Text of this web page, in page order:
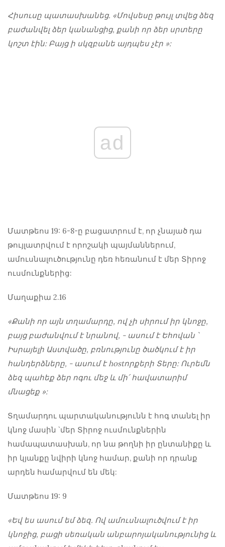
Հիսուսը պատասխանեց. «Մովսեսը թույլ տվեց ձեզ
բաժանվել ձեր կանանցից, քանի որ ձեր սրտերը
կոշտ էին: Բայց ի սկզբանե այդպես չէր »:
ad
Մատթեոս 19: 6-8-ը բացատրում է, որ չնայած դա
թույլատրվում է որոշակի պայմաններում,
ամուսնալուծությունը դեռ հեռանում է մեր Տիրոջ
ուսմունքներից:
Մաղաքիա 2.16
«Քանի որ այն տղամարդը, ով չի սիրում իր կնոջը,
բայց բաժանվում է նրանով, - ասում է Եհովան ՝
Իսրայելի Աստվածը, բռնությունը ծածկում է իր
հանդերձները, - ասում է hostորքերի Տերը: Ուրեմն
ձեզ պահեք ձեր ոգու մեջ և մի՛ հավատարիմ
մնացեք »:
Տղամարդու պարտականությունն է հոգ տանել իր
կնոջ մասին `մեր Տիրոջ ուսմունքներին
համապատասխան, որ նա թողնի իր ընտանիքը և
իր կյանքը նվիրի կնոջ համար, քանի որ դրանք
արդեն համարվում են մեկ:
Մատթեոս 19: 9
«Եվ ես ասում եմ ձեզ. Ով ամուսնալուծվում է իր
կնոջից, բացի սեռական անբարոյականությունից և